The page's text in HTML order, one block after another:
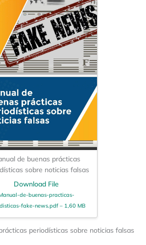
de buenas prácticas
sobre noticias falsas
Download File
de-buenas-practicas-
fake-news.pdf – 1,60 MB
periodísticas sobre noticias falsas